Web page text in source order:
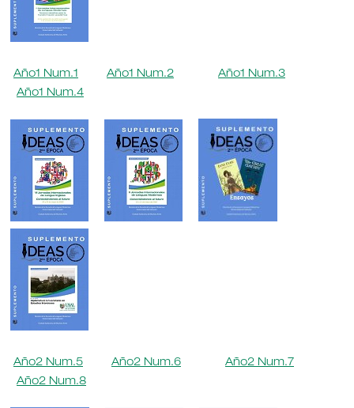
Año1 Num.1 Año1 Num.2
Año1 Num.3
Año1 Num.4
Año2 Num.5 Año2 Num.6
Año2 Num.7
Año2 Num.8